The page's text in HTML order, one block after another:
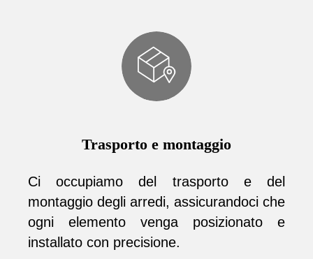
Trasporto e montaggio
Ci occupiamo del trasporto e del
montaggio degli arredi, assicurandoci che
ogni elemento venga posizionato e
installato con precisione.